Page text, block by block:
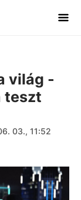
világ -
teszt
03., 11:52